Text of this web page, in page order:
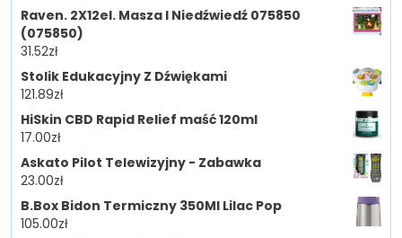
Raven. 2X12el. Masza I Niedźwiedź 075850
(075850)
31.52zł
Stolik Edukacyjny Z Dźwiękami
121.89zł
HiSkin CBD Rapid Relief maść 120ml
17.00zł
Askato Pilot Telewizyjny - Zabawka
23.00zł
B.Box Bidon Termiczny 350Ml Lilac Pop
105.00zł